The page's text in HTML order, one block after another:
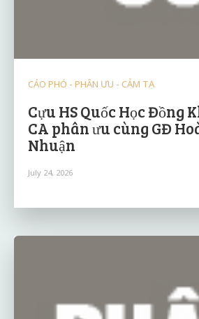
CÁO PHÓ - PHÂN ƯU - CẢM TẠ
Cựu HS Quốc Học Đồng
CA phân ưu cùng GĐ
Nhuận
July 24, 2026